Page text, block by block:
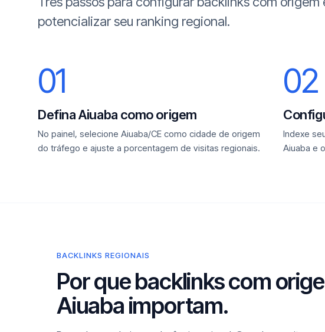
potencializar seu ranking regional.
01
Defina Aiuaba como origem
No painel, selecione Aiuaba/CE como cidade de origem
do tráfego e ajuste a porcentagem de visitas regionais.
02
Indexe
Aiuaba e
BACKLINKS REGIONAIS
Por que backlinks com
Aiuaba importam.